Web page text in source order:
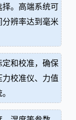
。高端系统可
辨率达到毫米
和校准，确保
校准仪、力值